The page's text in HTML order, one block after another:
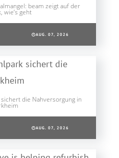
beam zeigt auf der
wie’s geht
AUG. 07, 2026
die Nahversorgung in
AUG. 07, 2026